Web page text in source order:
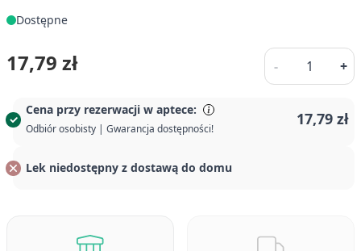
Dostępne
Cena przy rezerwacji w aptece:
Odbiór osobisty | Gwarancja dostępności!
17,79 zł
Lek niedostępny z dostawą do domu
17,79 zł -
Ilość
+